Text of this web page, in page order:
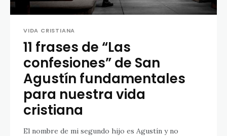
VIDA CRISTIANA
11 frases de “Las
confesiones” de San
Agustín fundamentales
para nuestra vida
cristiana
El nombre de mi segundo hijo es Agustín y no